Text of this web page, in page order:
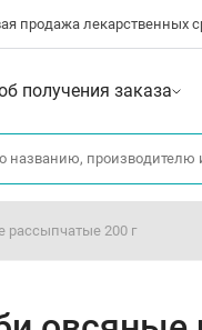
продажа лекарственных
получения заказа
рассыпчатые 200 г